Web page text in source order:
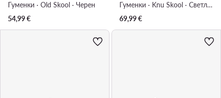
Гуменки · Old Skool · Черен
54,99€
Гуменки · Knu Skool · Светлорозов
69,99€